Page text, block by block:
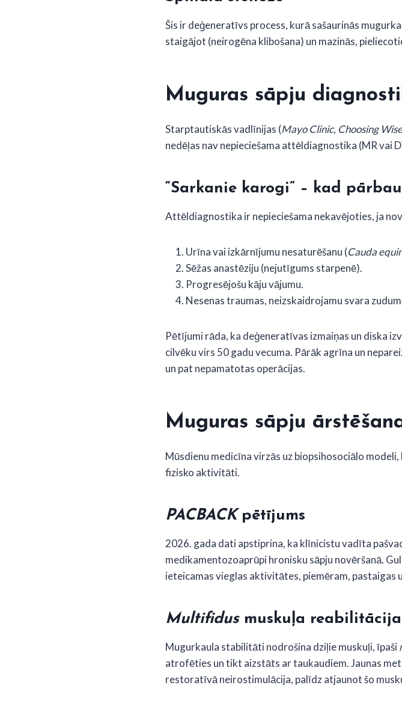
Šis ir deģeneratīvs process, kurā sašaurinās
staigājot (neirogēna klibošana) un mazinās,
Muguras sāpju
Starptautiskās vadlīnijas (Mayo Clinic, Choosing
nedēļas nav nepieciešama attēldiagnostika (MR vai
“Sarkanie karogi” – kad
Attēldiagnostika ir nepieciešama nekavējoties, ja
Urīna vai izkārnījumu nesaturēšanu (Cauda
Sēžas anastēziju (nejutīgums starpenē).
Progresējošu kāju vājumu.
Nesenas traumas, neizskaidrojamu svara
Pētījumi rāda, ka deģeneratīvas izmaiņas un diska
cilvēku virs 50 gadu vecuma. Pārāk agrīna un
un pat nepamatotas operācijas.
Muguras sāpju
Mūsdienu medicīna virzās uz biopsihosociālo
fizisko aktivitāti.
PACBACK pētījums
2026. gada dati apstiprina, ka klīnicistu vadīta
medikamentozoaprūpi hronisku sāpju novēršanā.
ieteicamas vieglas aktivitātes, piemēram, pastaigas
Multifidusmuskuļa reabilitācija
Mugurkaula stabilitāti nodrošina dziļie muskuļi, īpaši
atrofēties un tikt aizstāts ar taukaudiem.Jaunas
restoratīvā neirostimulācija, palīdz atjaunot šo